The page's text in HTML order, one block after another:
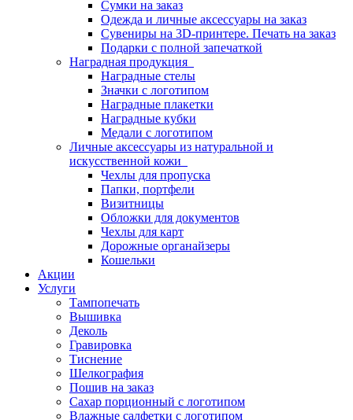
Сумки на заказ
Одежда и личные аксессуары на заказ
Сувениры на 3D-принтере. Печать на заказ
Подарки с полной запечаткой
Наградная продукция
Наградные стелы
Значки с логотипом
Наградные плакетки
Наградные кубки
Медали с логотипом
Личные аксессуары из натуральной и
искусственной кожи
Чехлы для пропуска
Папки, портфели
Визитницы
Обложки для документов
Чехлы для карт
Дорожные органайзеры
Кошельки
Акции
Услуги
Тампопечать
Вышивка
Деколь
Гравировка
Тиснение
Шелкография
Пошив на заказ
Сахар порционный с логотипом
Влажные салфетки с логотипом